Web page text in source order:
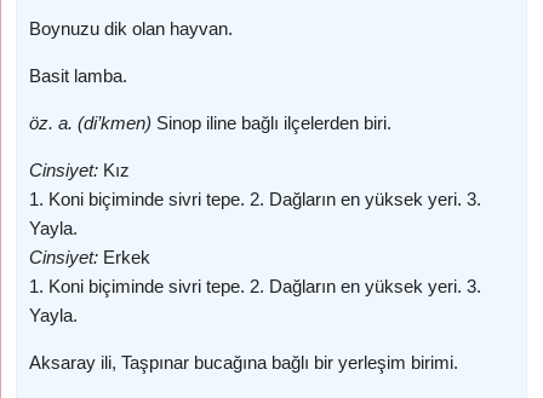
Boynuzu dik olan hayvan.
Basit lamba.
öz. a. (di’kmen) Sinop iline bağlı ilçelerden biri.
Cinsiyet: Kız
1. Koni biçiminde sivri tepe. 2. Dağların en yüksek yeri. 3.
Yayla.
Cinsiyet: Erkek
1. Koni biçiminde sivri tepe. 2. Dağların en yüksek yeri. 3.
Yayla.
Aksaray ili, Taşpınar bucağına bağlı bir yerleşim birimi.